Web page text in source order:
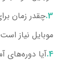
چقدر زمان
موبایل نیاز
آیا دوره‌های